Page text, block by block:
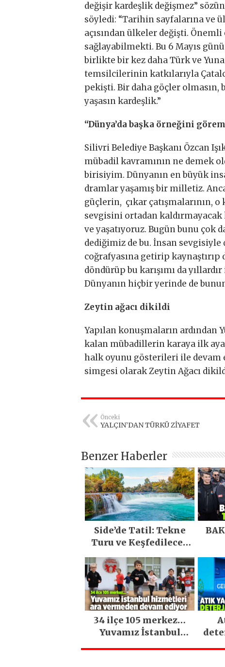
değişir kardeşlik değişmez”
söyledi: “Tarihin sayfalarına ve
açısından ülkeler değişti.
sağlayabilmekti. Bu 6 Mayıs
birlikte bir kez daha Türk ve
temsilcilerinin katkılarıyla
pekişti. Bir daha göçler olmasın,
yaşasın kardeşlik.”
“Dünya’da başka örneğini
Silivri Belediye Başkanı Özcan
mübadil kavramının ne demek
birisiyim. Dünyanın en büyük
dramlar yaşamış bir milletiz.
güçlerin, çıkar çatışmalarının,
sevgisini ortadan
ve yaşatıyoruz. Bugün bunu çok
dediğimiz de bu. İnsan
coğrafyasına getirip
döndürüp bu karışımı da
Dünyanın hiçbir yerinde de
Zeytin ağacı dikildi
Yapılan konuşmaların ardından
kalan mübadillerin karaya ilk
halk oyunu gösterileri ile devam
simgesi olarak Zeytin Ağacı
Önceki
YALÇIN’DAN TÜRKÜ ZİYAFET
Benzer Haberler
Side’de Tatil: Tekne
Turu ve Keşfedilecek
34 ilçe 105 merkez…
Yuvamız İstanbul